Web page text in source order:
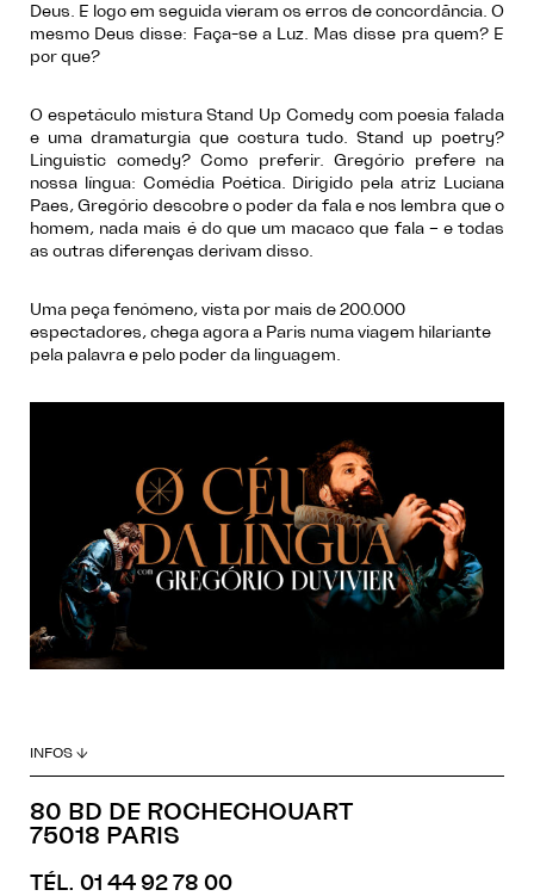
Deus. E logo em seguida vieram os erros de concordância. O
mesmo Deus disse: Faça-se a Luz. Mas disse pra quem? E
por que?
O espetáculo mistura Stand Up Comedy com poesia falada
e uma dramaturgia que costura tudo. Stand up poetry?
Linguistic comedy? Como preferir. Gregório prefere na
nossa língua: Comédia Poética. Dirigido pela atriz Luciana
Paes, Gregório descobre o poder da fala e nos lembra que o
homem, nada mais é do que um macaco que fala – e todas
as outras diferenças derivam disso.
Uma peça fenómeno, vista por mais de 200.000
espectadores, chega agora a Paris numa viagem hilariante
pela palavra e pelo poder da linguagem.
INFOS ↓
80 BD DE ROCHECHOUART
75018 PARIS
TÉL. 01 44 92 78 00